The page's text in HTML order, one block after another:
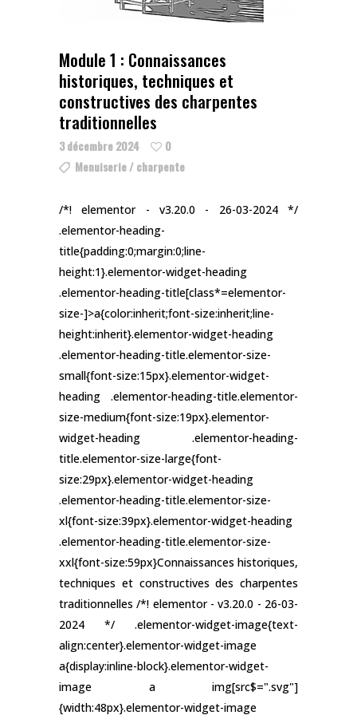
Module 1 : Connaissances
historiques, techniques et
constructives des charpentes
traditionnelles
3 décembre 2024
0
Menuiserie / charpente
/*! elementor - v3.20.0 - 26-03-2024 */
.elementor-heading-
title{padding:0;margin:0;line-
height:1}.elementor-widget-heading
.elementor-heading-title[class*=elementor-
size-]>a{color:inherit;font-size:inherit;line-
height:inherit}.elementor-widget-heading
.elementor-heading-title.elementor-size-
small{font-size:15px}.elementor-widget-
heading .elementor-heading-title.elementor-
size-medium{font-size:19px}.elementor-
widget-heading .elementor-heading-
title.elementor-size-large{font-
size:29px}.elementor-widget-heading
.elementor-heading-title.elementor-size-
xl{font-size:39px}.elementor-widget-heading
.elementor-heading-title.elementor-size-
xxl{font-size:59px}Connaissances historiques,
techniques et constructives des charpentes
traditionnelles /*! elementor - v3.20.0 - 26-03-
2024 */ .elementor-widget-image{text-
align:center}.elementor-widget-image
a{display:inline-block}.elementor-widget-
image a img[src$=".svg"]
{width:48px}.elementor-widget-image